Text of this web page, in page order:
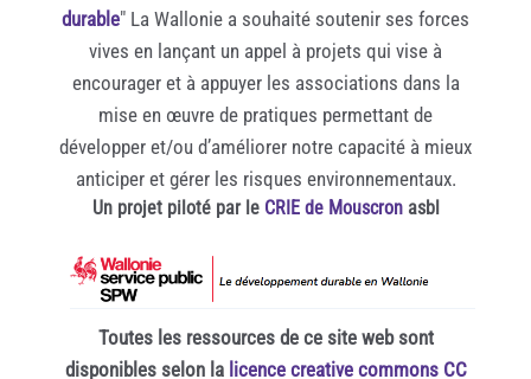
durable" La Wallonie a souhaité soutenir ses forces
vives en lançant un appel à projets qui vise à
encourager et à appuyer les associations dans la
mise en œuvre de pratiques permettant de
développer et/ou d’améliorer notre capacité à mieux
anticiper et gérer les risques environnementaux.
Un projet piloté par le CRIE de Mouscronasbl
Toutes les ressources de ce site web sont
disponibles selon la licence creative commons CC